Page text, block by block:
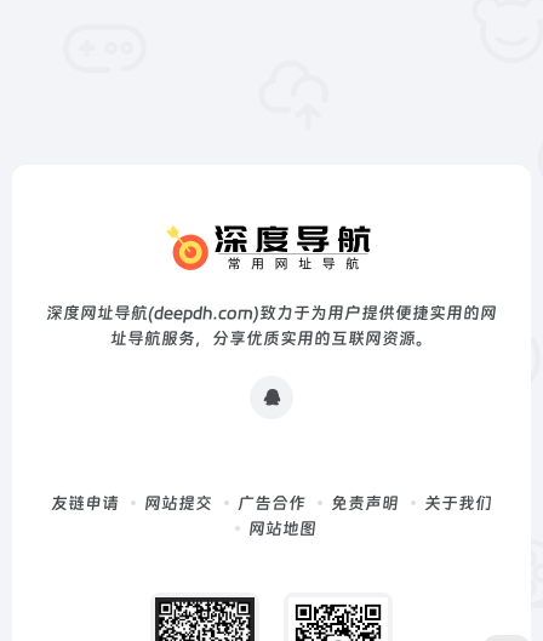
深度网址导航(deepdh.com)致力于为用户提供便捷实用的网
址导航服务，分享优质实用的互联网资源。
友链申请 网站提交 广告合作 免责声明
关于我们
网站地图